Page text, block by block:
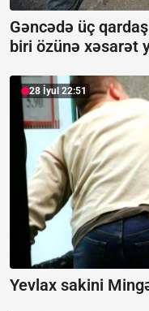
Gəncədə üç
biri özünə xəsarət
28 İyul 22:51
Yevlax sakini